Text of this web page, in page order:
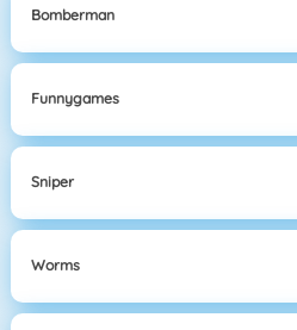
Bomberman
Funnygames
Sniper
Worms